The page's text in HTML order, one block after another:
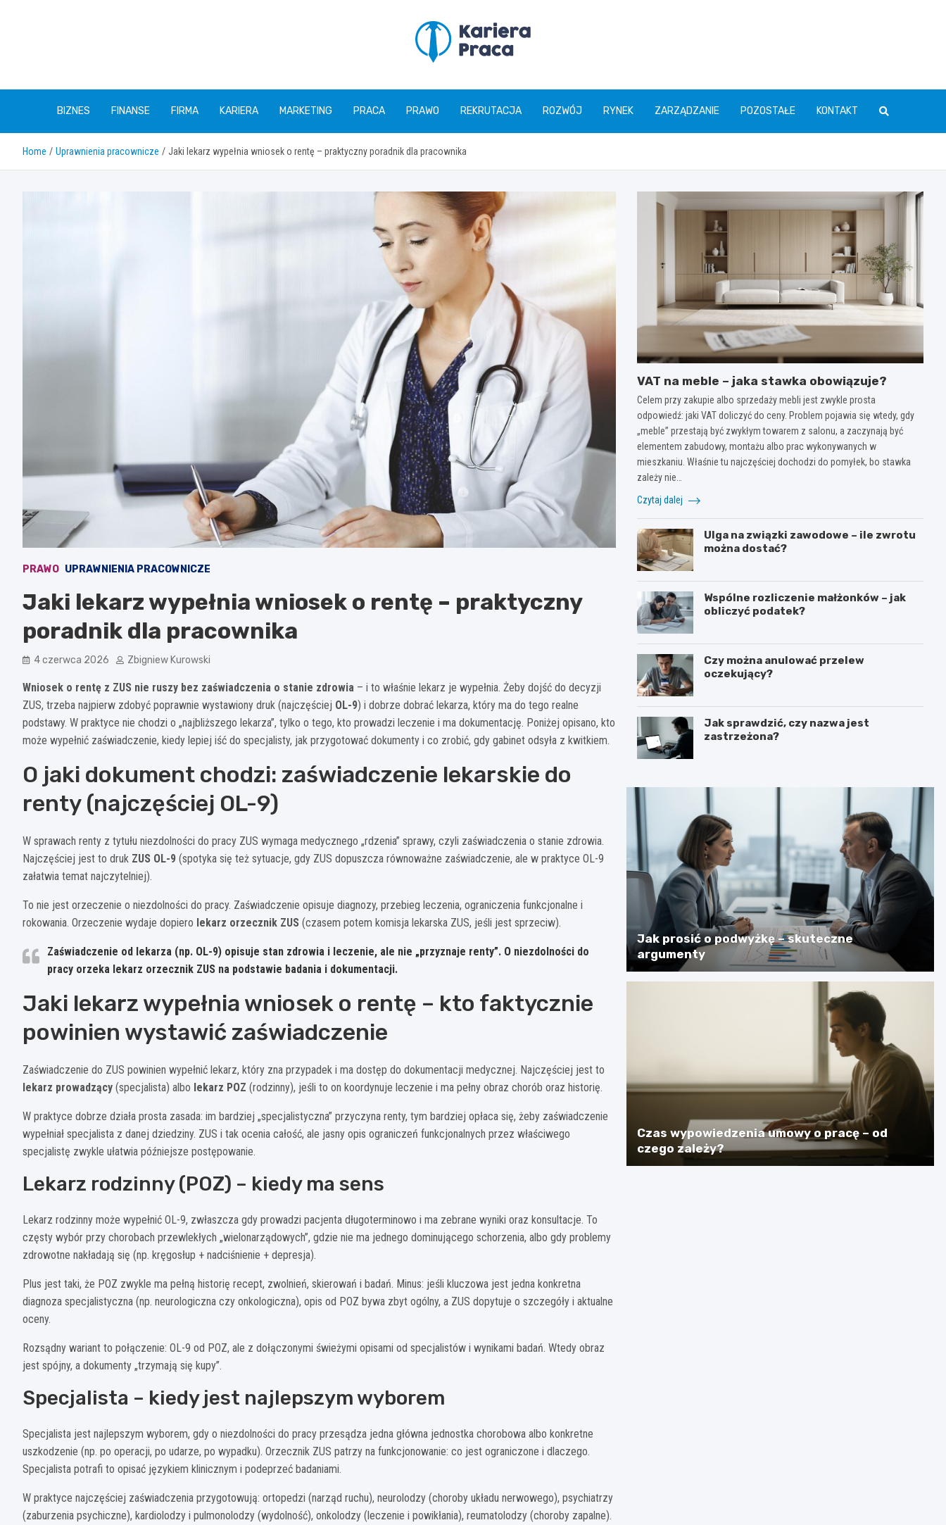
karierapraca.pl
BIZNES FINANSE FIRMA KARIERA MARKETING PRACA PRAWO REKRUTACJA ROZWÓJ RYNEK ZARZĄDZANIE POZOSTAŁE KONTAKT
Home Uprawnienia pracownicze Jaki lekarz wypełnia wniosek o rentę – praktyczny poradnik dla pracownika
PRAWO UPRAWNIENIA PRACOWNICZE
Jaki lekarz wypełnia wniosek o rentę – praktyczny
poradnik dla pracownika
4 czerwca 2026 Zbigniew Kurowski
Wniosek o rentę z ZUS nie ruszy bez zaświadczenia o stanie zdrowia – i to właśnie lekarz je wypełnia. Żeby dojść do decyzji
ZUS, trzeba najpierw zdobyć poprawnie wystawiony druk (najczęściej OL-9) i dobrze dobrać lekarza, który ma do tego realne
podstawy. W praktyce nie chodzi o „najbliższego lekarza”, tylko o tego, kto prowadzi leczenie i ma dokumentację. Poniżej opisano, kto
może wypełnić zaświadczenie, kiedy lepiej iść do specjalisty, jak przygotować dokumenty i co zrobić, gdy gabinet odsyła z kwitkiem.
O jaki dokument chodzi: zaświadczenie lekarskie do
renty (najczęściej OL-9)
W sprawach renty z tytułu niezdolności do pracy ZUS wymaga medycznego „rdzenia” sprawy, czyli zaświadczenia o stanie zdrowia.
Najczęściej jest to druk ZUS OL-9 (spotyka się też sytuacje, gdy ZUS dopuszcza równoważne zaświadczenie, ale w praktyce OL-9
załatwia temat najczytelniej).
To nie jest orzeczenie o niezdolności do pracy. Zaświadczenie opisuje diagnozy, przebieg leczenia, ograniczenia funkcjonalne i
rokowania. Orzeczenie wydaje dopiero lekarz orzecznik ZUS (czasem potem komisja lekarska ZUS, jeśli jest sprzeciw).
Zaświadczenie od lekarza (np. OL-9) opisuje stan zdrowia i leczenie, ale nie „przyznaje renty”. O niezdolności do
pracy orzeka lekarz orzecznik ZUS na podstawie badania i dokumentacji.
Jaki lekarz wypełnia wniosek o rentę – kto faktycznie
powinien wystawić zaświadczenie
Zaświadczenie do ZUS powinien wypełnić lekarz, który zna przypadek i ma dostęp do dokumentacji medycznej. Najczęściej jest to
lekarz prowadzący (specjalista) albo lekarz POZ (rodzinny), jeśli to on koordynuje leczenie i ma pełny obraz chorób oraz historię.
W praktyce dobrze działa prosta zasada: im bardziej „specjalistyczna” przyczyna renty, tym bardziej opłaca się, żeby zaświadczenie
wypełniał specjalista z danej dziedziny. ZUS i tak ocenia całość, ale jasny opis ograniczeń funkcjonalnych przez właściwego
specjalistę zwykle ułatwia późniejsze postępowanie.
Lekarz rodzinny (POZ) – kiedy ma sens
Lekarz rodzinny może wypełnić OL-9, zwłaszcza gdy prowadzi pacjenta długoterminowo i ma zebrane wyniki oraz konsultacje. To
częsty wybór przy chorobach przewlekłych „wielonarządowych”, gdzie nie ma jednego dominującego schorzenia, albo gdy problemy
zdrowotne nakładają się (np. kręgosłup + nadciśnienie + depresja).
Plus jest taki, że POZ zwykle ma pełną historię recept, zwolnień, skierowań i badań. Minus: jeśli kluczowa jest jedna konkretna
diagnoza specjalistyczna (np. neurologiczna czy onkologiczna), opis od POZ bywa zbyt ogólny, a ZUS dopytuje o szczegóły i aktualne
oceny.
Rozsądny wariant to połączenie: OL-9 od POZ, ale z dołączonymi świeżymi opisami od specjalistów i wynikami badań. Wtedy obraz
jest spójny, a dokumenty „trzymają się kupy”.
Specjalista – kiedy jest najlepszym wyborem
Specjalista jest najlepszym wyborem, gdy o niezdolności do pracy przesądza jedna główna jednostka chorobowa albo konkretne
uszkodzenie (np. po operacji, po udarze, po wypadku). Orzecznik ZUS patrzy na funkcjonowanie: co jest ograniczone i dlaczego.
Specjalista potrafi to opisać językiem klinicznym i podeprzeć badaniami.
W praktyce najczęściej zaświadczenia przygotowują: ortopedzi (narząd ruchu), neurolodzy (choroby układu nerwowego), psychiatrzy
(zaburzenia psychiczne), kardiolodzy i pulmonolodzy (wydolność), onkolodzy (leczenie i powikłania), reumatolodzy (choroby zapalne).
VAT na meble – jaka stawka obowiązuje?
Celem przy zakupie albo sprzedaży mebli jest zwykle prosta
odpowiedź: jaki VAT doliczyć do ceny. Problem pojawia się wtedy, gdy
„meble” przestają być zwykłym towarem z salonu, a zaczynają być
elementem zabudowy, montażu albo prac wykonywanych w
mieszkaniu. Właśnie tu najczęściej dochodzi do pomyłek, bo stawka
zależy nie…
Czytaj dalej
Ulga na związki zawodowe – ile zwrotu
można dostać?
Wspólne rozliczenie małżonków – jak
obliczyć podatek?
Czy można anulować przelew
oczekujący?
Jak sprawdzić, czy nazwa jest
zastrzeżona?
Jak prosić o podwyżkę – skuteczne
argumenty
Czas wypowiedzenia umowy o pracę – od
czego zależy?